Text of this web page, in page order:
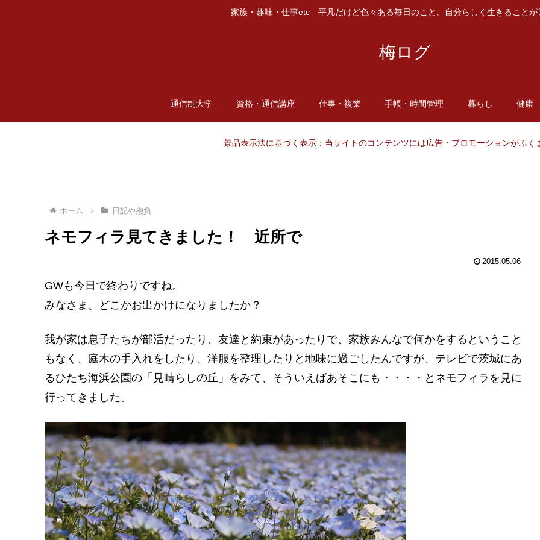
家族・趣味・仕事etc 平凡だけど色々ある毎日のこと。自分らしく生きることが
梅ログ
通信制大学 資格・通信講座 仕事・複業 手帳・時間管理 暮らし 健康
景品表示法に基づく表示：当サイトのコンテンツには広告・プロモーションがふく
ホーム 日記や抱負
ネモフィラ見てきました！ 近所で
2015.05.06
GWも今日で終わりですね。
みなさま、どこかお出かけになりましたか？
我が家は息子たちが部活だったり、友達と約束があったりで、家族みんなで何かをするということ
もなく、庭木の手入れをしたり、洋服を整理したりと地味に過ごしたんですが、テレビで茨城にあ
るひたち海浜公園の「見晴らしの丘」をみて、そういえばあそこにも・・・・とネモフィラを見に
行ってきました。